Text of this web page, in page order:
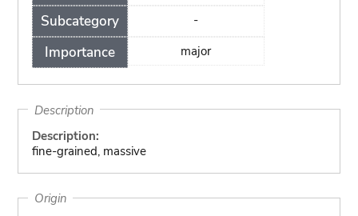
Subcategory
Importance
-
major
Description
Description:
fine-grained, massive
Origin